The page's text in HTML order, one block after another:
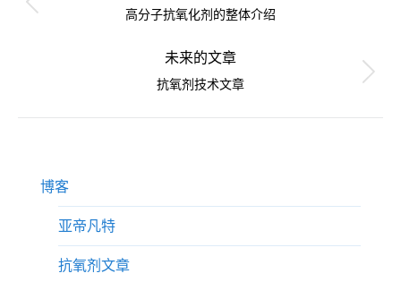
导
历
的
文
章：
高分子抗氧化剂的整体介绍
未来的文章
未
的
抗氧剂技术文章
博客
亚帝凡特
抗氧剂文章